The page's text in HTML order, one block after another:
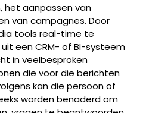
het aanpassen van
van campagnes. Door
tools real-time te
een CRM- of BI-systeem
in veelbesproken
die voor die berichten
kan die persoon of
worden benaderd om